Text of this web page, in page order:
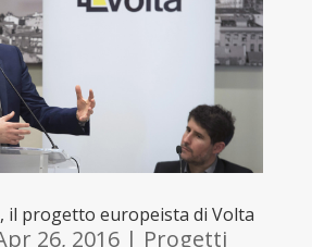
il progetto europeista di Volta
26, 2016| Progetti